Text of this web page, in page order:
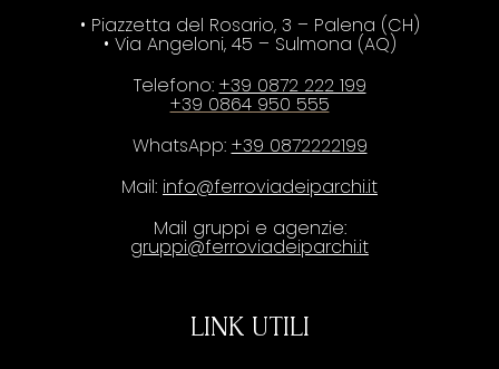
• Piazzetta del Rosario, 3 – Palena (CH)
• Via Angeloni, 45 – Sulmona (AQ)
Telefono: +39 0872 222 199
+39 0864 950 555
WhatsApp: +39 0872222199
Mail: info@ferroviadeiparchi.it
Mail gruppi e agenzie:
gruppi@ferroviadeiparchi.it
LINK UTILI